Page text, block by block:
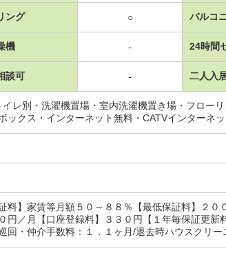
ング ○ バルコ
機 - 24時間
談可 - 二人入
レ別・洗濯機置場・室内洗濯機置き場・フロー
ックス・インターネット無料・CATVインターネッ
料】家賃等月額５０～８８％【最低保証料】２０
円／月【口座登録料】３３０円【１年毎保証更
回・仲介手数料：１．１ヶ月/退去時ハウスクリ